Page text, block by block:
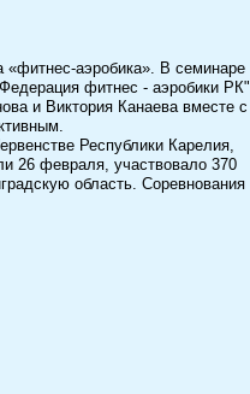
аэробика». В семинаре
фитнес - аэробики РК".
и Виктория Канаева вместе с
Республики Карелия,
26 февраля, участвовало 370
область. Соревнования